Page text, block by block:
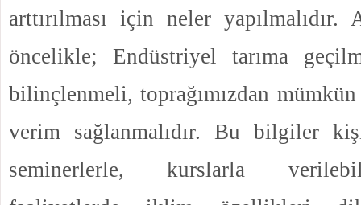
arttırılması için neler yapılmalıdır.
öncelikle; Endüstriyel tarıma
bilinçlenmeli, toprağımızdan
verim sağlanmalıdır. Bu bilgiler
seminerlerle, kurslarla